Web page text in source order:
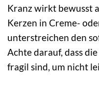
Kranz wirkt bewusst
Kerzen in Creme-
unterstreichen den
Achte darauf, dass
fragil sind, um nicht